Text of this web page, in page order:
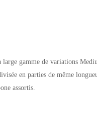
gamme de variations
en parties de même
assortis.